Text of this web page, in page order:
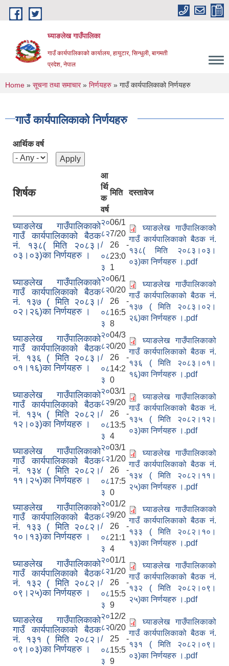
Skip to main content
घ्याङलेख गाउँपालिका
गाउँ कार्यपालिकाको कार्यालय, हायुटार, सिन्धुली, बागमती
प्रदेश, नेपाल
You are here
Home » सूचना तथा समाचार» निर्णयहरु » गाउँ कार्यपालिकाको निर्णयहरु
गाउँ कार्यपालिकाको निर्णयहरु
आर्थिक वर्ष
शिर्षक
आ
र्थि
क
वर्ष
मिति दस्तावेज
घ्याङलेख गाउँपालिकाको
गाउँ कार्यपालिकाको बैठक
नं. १३८( मिति २०८३।
०३।०३)का निर्णयहरु ।
२०
८२
/
०८
३
06/1
7/20
26 -
23:0
1
घ्याङलेख गाउँपालिकाको
गाउँ कार्यपालिकाको बैठक नं.
१३८( मिति २०८३।०३।
०३)का निर्णयहरु ।.pdf
घ्याङलेख गाउँपालिकाको
गाउँ कार्यपालिकाको बैठक
नं. १३७ ( मिति २०८३।
०२।२६)का निर्णयहरु ।
२०
८२
/
०८
३
06/1
0/20
26 -
16:5
8
घ्याङलेख गाउँपालिकाको
गाउँ कार्यपालिकाको बैठक नं.
१३७ ( मिति २०८३।०२।
२६)का निर्णयहरु ।.pdf
घ्याङलेख गाउँपालिकाको
गाउँ कार्यपालिकाको बैठक
नं. १३६ ( मिति २०८३।
०१।१६)का निर्णयहरु ।
२०
८२
/
०८
३
04/3
0/20
26 -
14:2
0
घ्याङलेख गाउँपालिकाको
गाउँ कार्यपालिकाको बैठक नं.
१३६ ( मिति २०८३।०१।
१६)का निर्णयहरु ।.pdf
घ्याङलेख गाउँपालिकाको
गाउँ कार्यपालिकाको बैठक
नं. १३५ ( मिति २०८२।
१२।०३)का निर्णयहरु ।
२०
८२
/
०८
३
03/1
9/20
26 -
13:5
4
घ्याङलेख गाउँपालिकाको
गाउँ कार्यपालिकाको बैठक नं.
१३५ ( मिति २०८२।१२।
०३)का निर्णयहरु ।.pdf
घ्याङलेख गाउँपालिकाको
गाउँ कार्यपालिकाको बैठक
नं. १३४ ( मिति २०८२।
११।२५)का निर्णयहरु ।
२०
८२
/
०८
३
03/1
1/20
26 -
17:5
0
घ्याङलेख गाउँपालिकाको
गाउँ कार्यपालिकाको बैठक नं.
१३४ ( मिति २०८२।११।
२५)का निर्णयहरु ।.pdf
घ्याङलेख गाउँपालिकाको
गाउँ कार्यपालिकाको बैठक
नं. १३३ ( मिति २०८२।
१०।१३)का निर्णयहरु ।
२०
८२
/
०८
३
01/2
9/20
26 -
21:1
4
घ्याङलेख गाउँपालिकाको
गाउँ कार्यपालिकाको बैठक नं.
१३३ ( मिति २०८२।१०।
१३)का निर्णयहरु ।.pdf
घ्याङलेख गाउँपालिकाको
गाउँ कार्यपालिकाको बैठक
नं. १३२ ( मिति २०८२।
०९।२५)का निर्णयहरु ।
२०
८२
/
०८
३
01/1
1/20
26 -
15:5
9
घ्याङलेख गाउँपालिकाको
गाउँ कार्यपालिकाको बैठक नं.
१३२ ( मिति २०८२।०९।
२५)का निर्णयहरु ।.pdf
घ्याङलेख गाउँपालिकाको
गाउँ कार्यपालिकाको बैठक
नं. १३१ ( मिति २०८२।
०९।०३)का निर्णयहरु ।
२०
८२
/
०८
३
12/2
0/20
25 -
15:5
9
घ्याङलेख गाउँपालिकाको
गाउँ कार्यपालिकाको बैठक नं.
१३१ ( मिति २०८२।०९।
०३)का निर्णयहरु ।.pdf